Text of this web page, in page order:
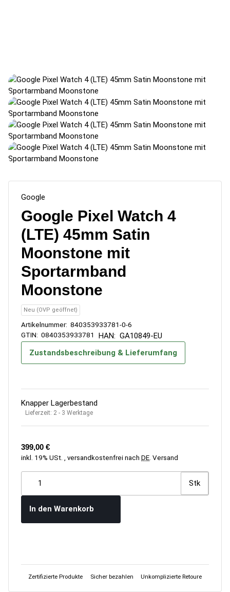
Google
Google Pixel Watch 4
(LTE) 45mm Satin
Moonstone mit
Sportarmband
Moonstone
Neu (OVP geöffnet)
Artikelnummer: 840353933781-0-6
GTIN: 0840353933781 HAN: GA10849-EU
Zustandsbeschreibung & Lieferumfang
Knapper Lagerbestand
Lieferzeit: 2 - 3 Werktage
399,00 €
inkl. 19% USt. , versandkostenfrei nach DE. Versand
Stk
In den Warenkorb
Zertifizierte Produkte Sicher bezahlen Unkomplizierte Retoure